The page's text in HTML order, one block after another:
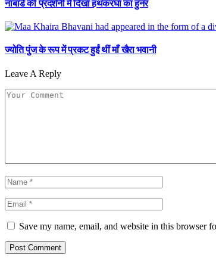
नाबार्ड की प्रदर्शनी में दिखा हथकरघा का हुनर
ज्योति पुंज के रूप में प्रकट हुईं थीं माँ खैरा भवानी
Leave A Reply
Save my name, email, and website in this browser